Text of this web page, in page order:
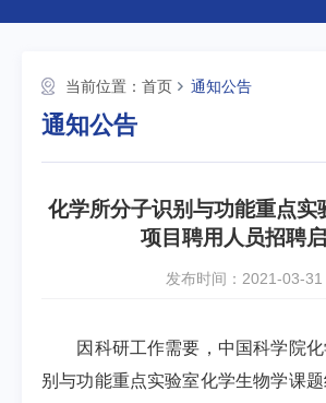
当前位置： 首页 通知公告
通知公告
化学所分子识别与功能重点实
项目聘用人员招聘
发布时间：2021-03-31
因科研工作需要，中国科学院
别与功能重点实验室化学生物学课